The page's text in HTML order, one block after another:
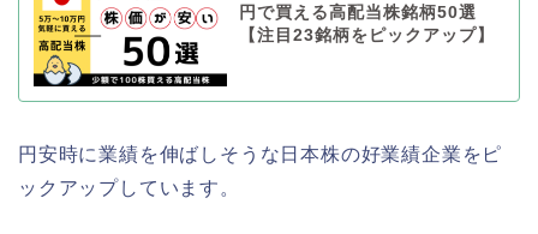
円で買える高配当株銘柄50選
【注目23銘柄をピックアップ】
円安時に業績を伸ばしそうな日本株の好業績企業をピ
ックアップしています。